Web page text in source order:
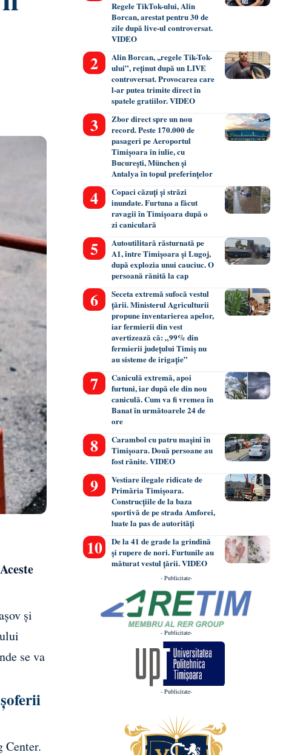
și
se va
Center.
Regele TikTok-ului, Alin
Borcan, arestat pentru 30 de
zile după live-ul controversat.
VIDEO
Alin Borcan, ,,regele Tik-Tok-
ului”, reținut după un LIVE
controversat. Provocarea care
l-ar putea trimite direct în
spatele gratiilor. VIDEO
Zbor direct spre un nou
record. Peste 170.000 de
pasageri pe Aeroportul
Timișoara în iulie, cu
București, München și
Antalya în topul preferințelor
Copaci căzuți și străzi
inundate. Furtuna a făcut
ravagii în Timișoara după o
zi caniculară
Autoutilitară răsturnată pe
A1, între Timișoara și Lugoj,
după explozia unui cauciuc. O
persoană rănită la cap
Seceta extremă sufocă vestul
țării. Ministerul Agriculturii
propune inventarierea apelor,
iar fermierii din vest
avertizează că: „99% din
fermierii județului Timiș nu
au sisteme de irigație”
Caniculă extremă, apoi
furtuni, iar după ele din nou
caniculă. Cum va fi vremea în
Banat în următoarele 24 de
ore
Carambol cu patru mașini în
Timișoara. Două persoane au
fost rănite. VIDEO
Vestiare ilegale ridicate de
Primăria Timișoara.
Construcțiile de la baza
sportivă de pe strada Amforei,
luate la pas de autorități
De la 41 de grade la grindină
și rupere de nori. Furtunile au
măturat vestul țării. VIDEO
- Publicitate-
- Publicitate-
- Publicitate-